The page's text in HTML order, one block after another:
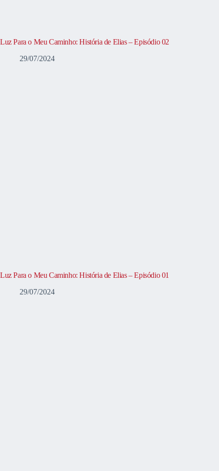
Luz Para o Meu Caminho: História de Elias – Episódio 02
29/07/2024
Luz Para o Meu Caminho: História de Elias – Episódio 01
29/07/2024